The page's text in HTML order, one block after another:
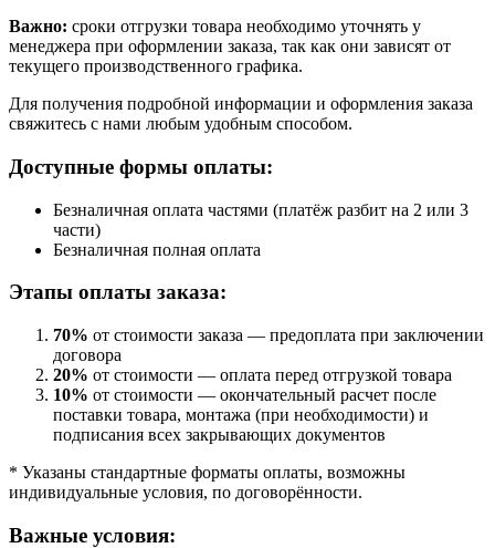
Важно: сроки отгрузки товара необходимо уточнять у
менеджера при оформлении заказа, так как они зависят от
текущего производственного графика.
Для получения подробной информации и оформления заказа
свяжитесь с нами любым удобным способом.
Доступные формы оплаты:
Безналичная оплата частями (платёж разбит на 2 или 3
части)
Безналичная полная оплата
Этапы оплаты заказа:
70% от стоимости заказа — предоплата при заключении
договора
20% от стоимости — оплата перед отгрузкой товара
10% от стоимости — окончательный расчет после
поставки товара, монтажа (при необходимости) и
подписания всех закрывающих документов
* Указаны стандартные форматы оплаты, возможны
индивидуальные условия, по договорённости.
Важные условия: